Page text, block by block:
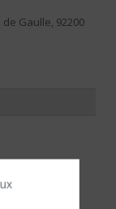
Gaulle, 92200